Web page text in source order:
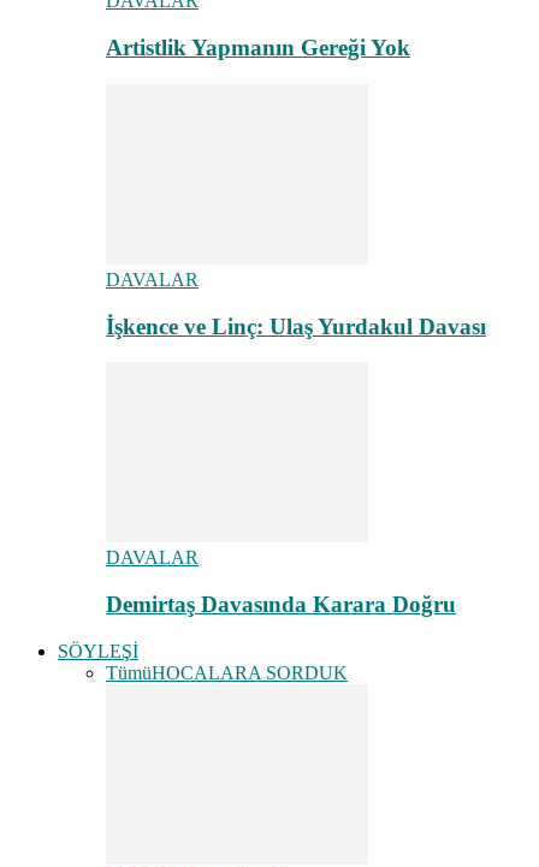
Artistlik Yapmanın Gereği Yok
DAVALAR
İşkence ve Linç: Ulaş Yurdakul Davası
DAVALAR
Demirtaş Davasında Karara Doğru
SÖYLEŞİ
TümüHOCALARA SORDUK